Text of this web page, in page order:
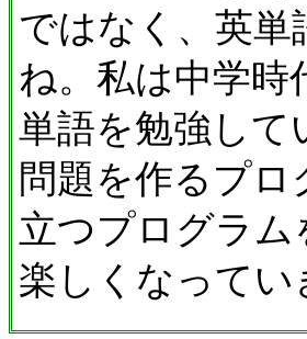
ではなく、英
ね。私は中学時
単語を勉強して
問題を作るプ
立つプログラ
楽しくなってい